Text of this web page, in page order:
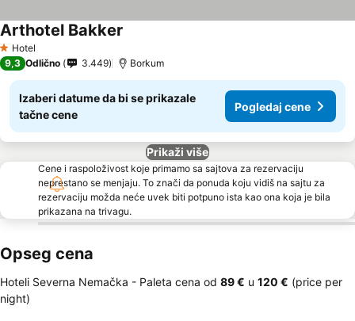
1 Zvezdice
Hotel
Arthotel Bakker
9,3 Odlično 3.449 Borkum
Izaberi datume da bi se prikazale
tačne cene
Pogledaj cene
Prikaži više
Cene i raspoloživost koje primamo sa sajtova za rezervaciju
neprestano se menjaju. To znači da ponuda koju vidiš na sajtu za
rezervaciju možda neće uvek biti potpuno ista kao ona koja je bila
prikazana na trivagu.
Opseg cena
Hoteli Severna Nemačka - Paleta cena od ‎89 € u ‎120 € (price per
night)